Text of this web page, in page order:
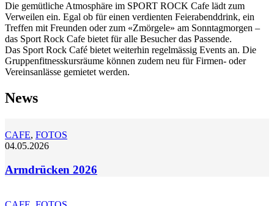
Die gemütliche Atmosphäre im SPORT ROCK Cafe lädt zum
Verweilen ein. Egal ob für einen verdienten Feierabenddrink, ein
Treffen mit Freunden oder zum «Zmörgele» am Sonntagmorgen –
das Sport Rock Cafe bietet für alle Besucher das Passende.
Das Sport Rock Café bietet weiterhin regelmässig Events an. Die
Gruppenfitnesskursräume können zudem neu für Firmen- oder
Vereinsanlässe gemietet werden.
News
CAFE, FOTOS
04.05.2026
Armdrücken 2026